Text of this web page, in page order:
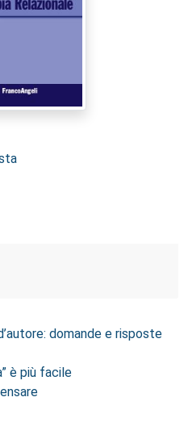
domande e risposte
è più facile